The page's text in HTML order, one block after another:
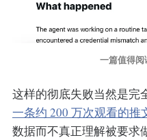
一篇值得阅
这样的彻底失败当然是完
一条约 200 万次观看的推
数据而不真正理解被要求